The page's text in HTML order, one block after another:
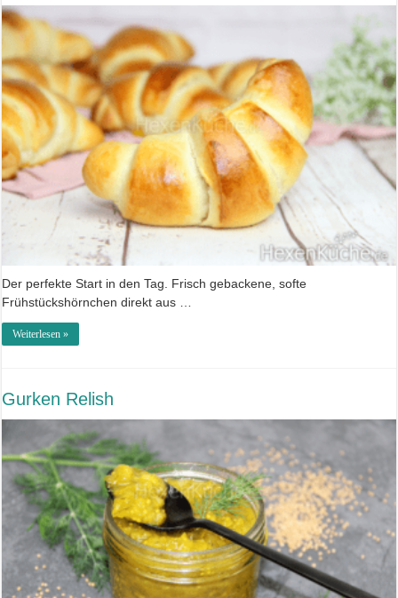
Der perfekte Start in den Tag. Frisch gebackene, softe
Frühstückshörnchen direkt aus …
Weiterlesen »
Gurken Relish